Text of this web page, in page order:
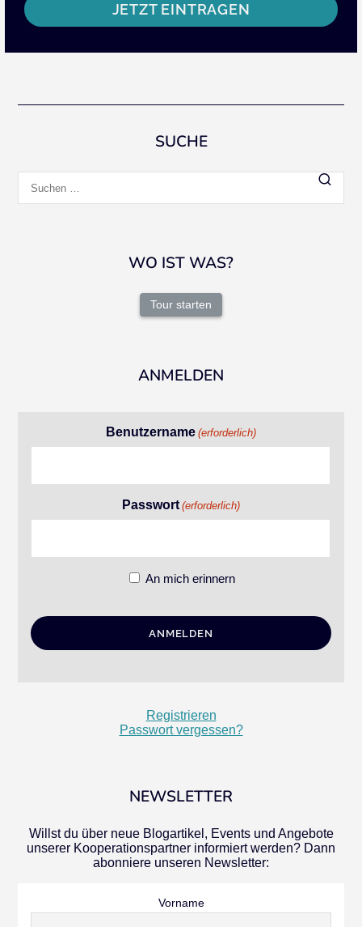
JETZT EINTRAGEN
SUCHE
nach:
WO IST WAS?
Tour starten
ANMELDEN
Benutzername (erforderlich)
Passwort (erforderlich)
An mich erinnern
Registrieren
Passwort vergessen?
NEWSLETTER
Willst du über neue Blogartikel, Events und Angebote
unserer Kooperationspartner informiert werden? Dann
abonniere unseren Newsletter:
Vorname